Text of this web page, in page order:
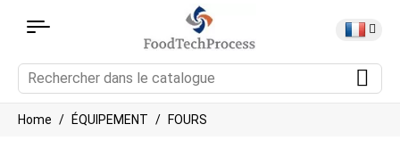
Home ÉQUIPEMENT FOURS